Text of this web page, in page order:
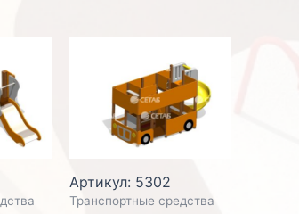
Артикул: 5302
Транспортные средства